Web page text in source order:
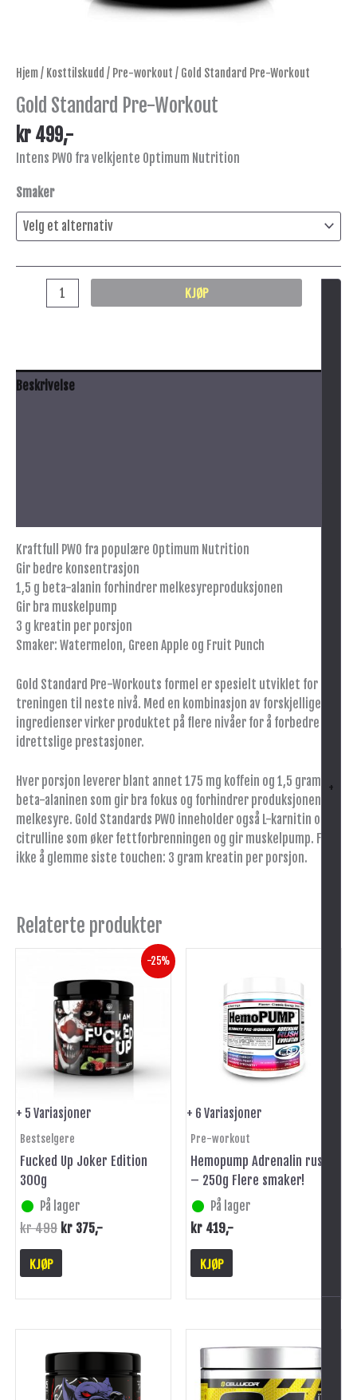
Hjem/ Kosttilskudd / Pre-workout / Gold Standard Pre-Workout
Gold Standard Pre-Workout
kr 499,-
Intens PWO fra velkjente Optimum Nutrition
Smaker
+
KJØP
Beskrivelse
Kraftfull PWO fra populære Optimum Nutrition
Gir bedre konsentrasjon
1,5 g beta-alanin forhindrer melkesyreproduksjonen
Gir bra muskelpump
3 g kreatin per porsjon
Smaker: Watermelon, Green Apple og Fruit Punch
Gold Standard Pre-Workouts formel er spesielt utviklet for å ta
treningen til neste nivå. Med en kombinasjon av forskjellige
ingredienser virker produktet på flere nivåer for å forbedre
idrettslige prestasjoner.
Hver porsjon leverer blant annet 175 mg koffein og 1,5 gram
beta-alaninen som gir bra fokus og forhindrer produksjonen av
melkesyre. Gold Standards PWO inneholder også L-karnitin og L-
citrulline som øker fettforbrenningen og gir muskelpump. For
ikke å glemme siste touchen: 3 gram kreatin per porsjon.
Relaterte produkter
-25%
+ 5 Variasjoner
Bestselgere
Fucked Up Joker Edition
300g
På lager
kr499
var:
kr 499.
kr 375
Nåværende
kr 375.
,-
KJØP
produktet
har
flere
varianter.
Alternativene
kan
på
+ 6 Variasjoner
Pre-workout
Hemopump Adrenalin rush
– 250g Flere smaker!
På lager
kr 419,-
KJØP
har
flere
varianter.
Alternativene
kan
på
har
flere